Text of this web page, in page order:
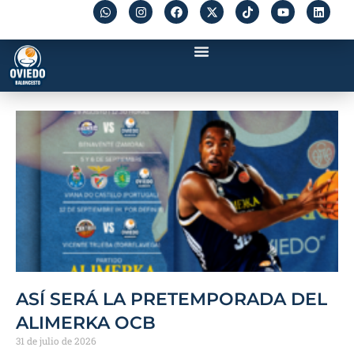
ASÍ SERÁ LA PRETEMPORADA DEL
ALIMERKA OCB
31 de julio de 2026